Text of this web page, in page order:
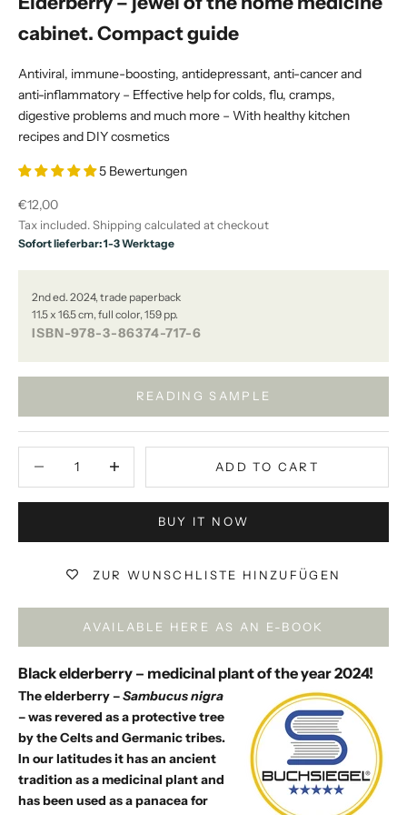
cabinet. Compact guide
Antiviral, immune-boosting, antidepressant, anti-cancer and
anti-inflammatory – Effective help for colds, flu, cramps,
digestive problems and much more – With healthy kitchen
recipes and DIY cosmetics
5 Bewertungen
Sale price
€12,00
Tax included. Shipping calculated at checkout
Sofort lieferbar: 1-3 Werktage
2nd ed. 2024, trade paperback
11.5 x 16.5 cm, full color, 159 pp.
ISBN-978-3-86374-717-6
READING SAMPLE
ADD TO CART
BUY IT NOW
ZUR WUNSCHLISTE HINZUFÜGEN
AVAILABLE HERE AS AN E-BOOK
Black elderberry – medicinal plant of the year 2024!
The elderberry –Sambucus nigra
– was revered as a protective tree
by the Celts and Germanic tribes.
In our latitudes it has an ancient
tradition as a medicinal plant and
has been used as a panacea for